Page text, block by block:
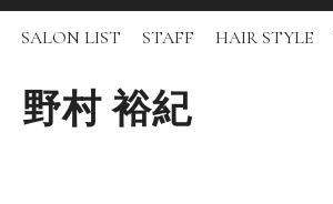
SALON LIST STAFF HAIR STYLE
野村 裕紀